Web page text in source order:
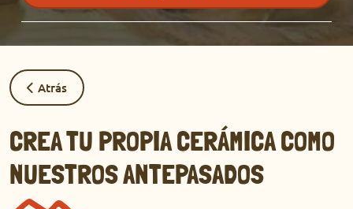
Atrás
CREA TU PROPIA CERÁMICA COMO
NUESTROS ANTEPASADOS